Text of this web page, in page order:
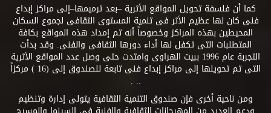
كما أن فلسفة تحويل المواقع الأثرية –بعد ترميمها–إلى مراكز إبداع
فنى كان لها عظيم الأثر فى تنمية المستوى الثقافى لجموع السكان
المحيطين بهذه المراكز وخصوصاً أنه تم إمداد هذه المواقع بكافة
المتطلبات التى تكفل لها أداء دورها الثقافى والفنى. وقد بدأت
التجربة عام 1996 ببيت الهراوى وامتدت حتى وصل عدد المواقع الأثرية
التى تم تحويلها إلى مراكز إبداع فنى تابعة للصندوق إلى (16 ) مركزاً
.. .
ومن ناحية أخرى فإن صندوق التنمية الثقافية يتولى إدارة وتنظيم